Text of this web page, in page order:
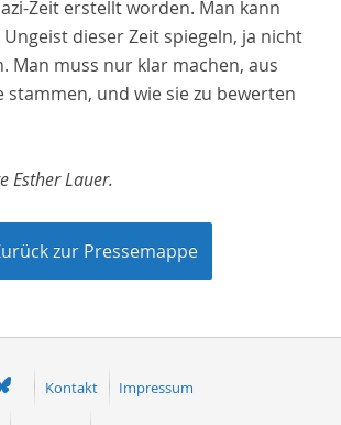
Zeit erstellt worden. Man kann
dieser Zeit spiegeln, ja nicht
Man muss nur klar machen, aus
stammen, und wie sie zu bewerten
Esther Lauer.
zur Pressemappe
Kontakt Impressum